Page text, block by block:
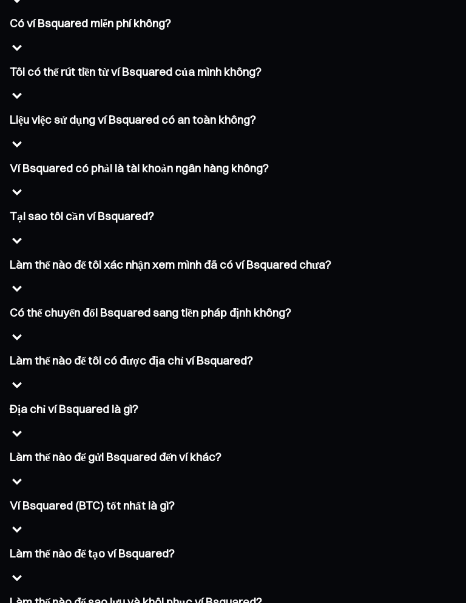
Có ví Bsquared miễn phí không?
Tôi có thể rút tiền từ ví Bsquared của mình không?
Liệu việc sử dụng ví Bsquared có an toàn không?
Ví Bsquared có phải là tài khoản ngân hàng không?
Tại sao tôi cần ví Bsquared?
Làm thế nào để tôi xác nhận xem mình đã có ví Bsquared chưa?
Có thể chuyển đổi Bsquared sang tiền pháp định không?
Làm thế nào để tôi có được địa chỉ ví Bsquared?
Địa chỉ ví Bsquared là gì?
Làm thế nào để gửi Bsquared đến ví khác?
Ví Bsquared (BTC) tốt nhất là gì?
Làm thế nào để tạo ví Bsquared?